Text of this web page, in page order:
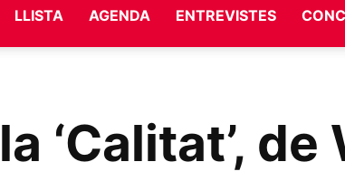
LLISTA AGENDA ENTREVISTES
‘Calitat’,